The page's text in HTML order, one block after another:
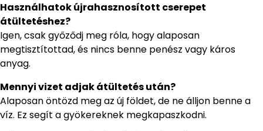
Használhatok újrahasznosított cserepet
átültetéshez?
Igen, csak győződj meg róla, hogy alaposan
megtisztítottad, és nincs benne penész vagy káros
anyag.
Mennyi vizet adjak átültetés után?
Alaposan öntözd meg az új földet, de ne álljon benne a
víz. Ez segít a gyökereknek megkapaszkodni.